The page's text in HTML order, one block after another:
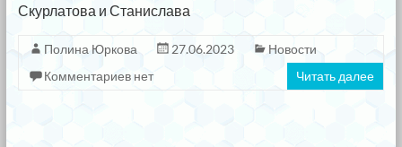
Скурлатова и Станислава
Полина Юркова 27.06.2023
Новости
Комментариев нет
Читать далее